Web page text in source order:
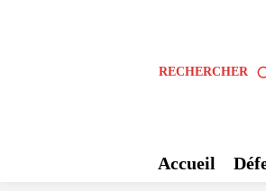
RECHERCHER
Accueil